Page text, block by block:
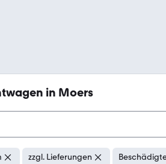
in Moers
zzgl. Lieferungen